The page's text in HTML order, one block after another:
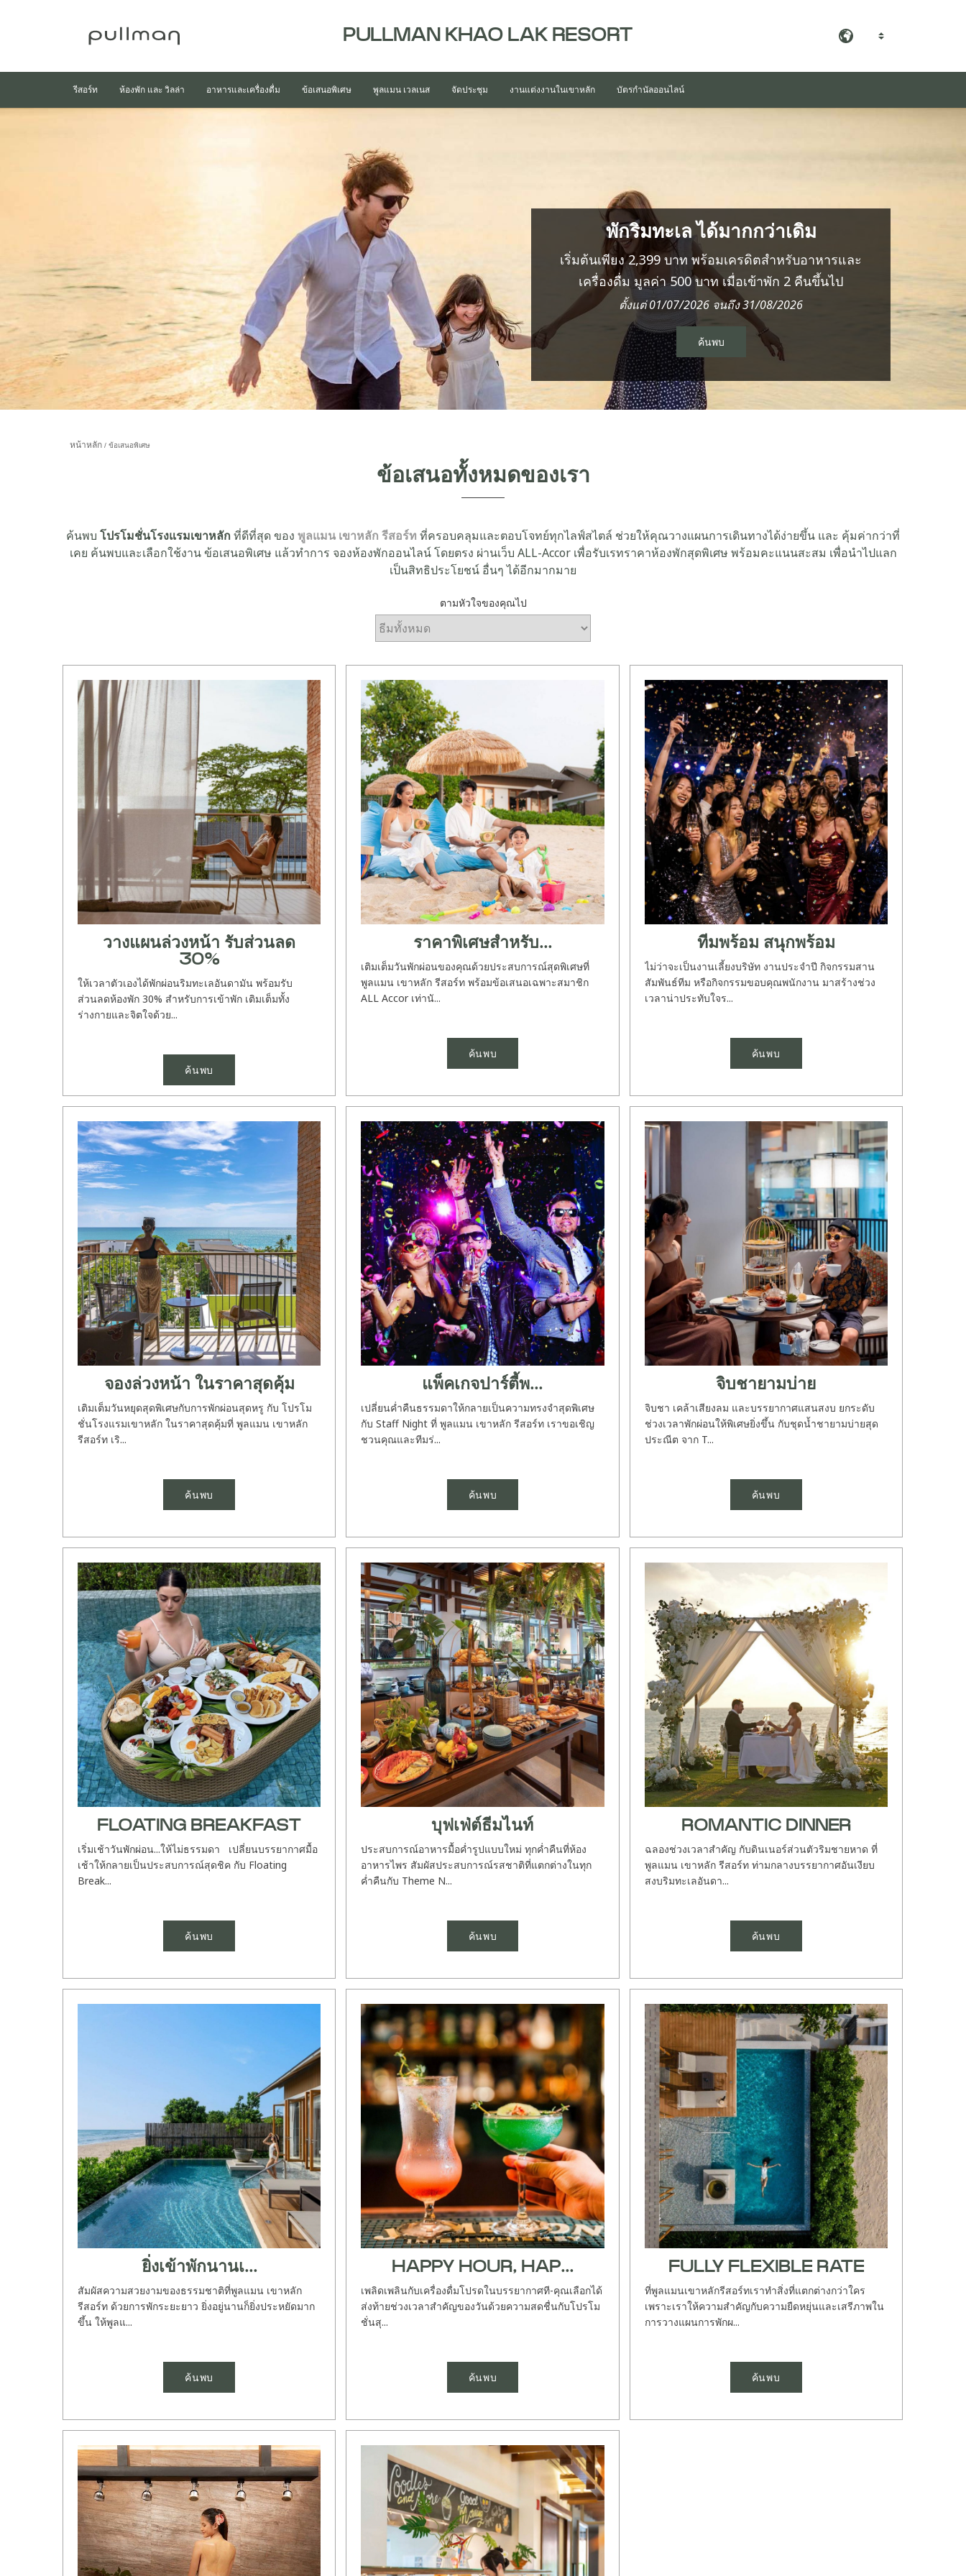
PULLMAN KHAO LAK RESORT
รีสอร์ท ห้องพัก และ วิลล่า อาหารและเครื่องดื่ม ข้อเสนอพิเศษ พูลแมน เวลเนส จัดประชุม งานแต่งงานในเขาหลัก บัตรกำนัลออนไลน์
พักริมทะเล ได้มากกว่าเดิม
เริ่มต้นเพียง 2,399 บาท พร้อมเครดิตสำหรับอาหารและ
เครื่องดื่ม มูลค่า 500 บาท เมื่อเข้าพัก 2 คืนขึ้นไป
ตั้งแต่ 01/07/2026 จนถึง 31/08/2026
ค้นพบ
หน้าหลัก ข้อเสนอพิเศษ
ข้อเสนอทั้งหมดของเรา
ค้นพบ โปรโมชั่นโรงแรมเขาหลัก ที่ดีที่สุด ของ พูลแมน เขาหลัก รีสอร์ท ที่ครอบคลุมและตอบโจทย์ทุกไลฟ์สไตล์ ช่วยให้คุณวางแผนการเดินทางได้ง่ายขึ้น และ คุ้มค่ากว่าที่
เคย ค้นพบและเลือกใช้งาน ข้อเสนอพิเศษ แล้วทำการ จองห้องพักออนไลน์ โดยตรง ผ่านเว็บ ALL-Accor เพื่อรับเรทราคาห้องพักสุดพิเศษ พร้อมคะแนนสะสม เพื่อนำไปแลก
เป็นสิทธิประโยชน์ อื่นๆ ได้อีกมากมาย
ตามหัวใจของคุณไป
วางแผนล่วงหน้า รับส่วนลด
30%
ให้เวลาตัวเองได้พักผ่อนริมทะเลอันดามัน พร้อมรับ
ส่วนลดห้องพัก 30% สำหรับการเข้าพัก เติมเต็มทั้ง
ร่างกายและจิตใจด้วย...
ค้นพบ
ราคาพิเศษสำหรับ...
เติมเต็มวันพักผ่อนของคุณด้วยประสบการณ์สุดพิเศษที่
พูลแมน เขาหลัก รีสอร์ท พร้อมข้อเสนอเฉพาะสมาชิก
ALL Accor เท่านั...
ค้นพบ
ทีมพร้อม สนุกพร้อม
ไม่ว่าจะเป็นงานเลี้ยงบริษัท งานประจำปี กิจกรรมสาน
สัมพันธ์ทีม หรือกิจกรรมขอบคุณพนักงาน มาสร้างช่วง
เวลาน่าประทับใจร...
ค้นพบ
จองล่วงหน้า ในราคาสุดคุ้ม
เติมเต็มวันหยุดสุดพิเศษกับการพักผ่อนสุดหรู กับ โปรโม
ชั่นโรงแรมเขาหลัก ในราคาสุดคุ้มที่ พูลแมน เขาหลัก
รีสอร์ท เริ...
ค้นพบ
แพ็คเกจปาร์ตี้พ...
เปลี่ยนค่ำคืนธรรมดาให้กลายเป็นความทรงจำสุดพิเศษ
กับ Staff Night ที่ พูลแมน เขาหลัก รีสอร์ท เราขอเชิญ
ชวนคุณและทีมร่...
ค้นพบ
จิบชายามบ่าย
จิบชา เคล้าเสียงลม และบรรยากาศแสนสงบ ยกระดับ
ช่วงเวลาพักผ่อนให้พิเศษยิ่งขึ้น กับชุดนํ้าชายามบ่ายสุด
ประณีต จาก T...
ค้นพบ
FLOATING BREAKFAST
เริ่มเช้าวันพักผ่อน...ให้ไม่ธรรมดา เปลี่ยนบรรยากาศมื้อ
เช้าให้กลายเป็นประสบการณ์สุดชิค กับ Floating
Break...
ค้นพบ
บุฟเฟ่ต์ธีมไนท์
ประสบการณ์อาหารมื้อค่ำรูปแบบใหม่ ทุกค่ำคืนที่ห้อง
อาหารไพร สัมผัสประสบการณ์รสชาติที่แตกต่างในทุก
ค่ำคืนกับ Theme N...
ค้นพบ
ROMANTIC DINNER
ฉลองช่วงเวลาสำคัญ กับดินเนอร์ส่วนตัวริมชายหาด ที่
พูลแมน เขาหลัก รีสอร์ท ท่ามกลางบรรยากาศอันเงียบ
สงบริมทะเลอันดา...
ค้นพบ
ยิ่งเข้าพักนานเ...
สัมผัสความสวยงามของธรรมชาติที่พูลแมน เขาหลัก
รีสอร์ท ด้วยการพักระยะยาว ยิ่งอยู่นานก็ยิ่งประหยัดมาก
ขึ้น ให้พูลแ...
ค้นพบ
HAPPY HOUR, HAP...
เพลิดเพลินกับเครื่องดื่มโปรดในบรรยากาศที-คุณเลือกได้
ส่งท้ายช่วงเวลาสําคัญของวันด้วยความสดชื่นกับโปรโม
ชั่นสุ...
ค้นพบ
FULLY FLEXIBLE RATE
ที่พูลแมนเขาหลักรีสอร์ทเราทำสิ่งที่แตกต่างกว่าใคร
เพราะเราให้ความสำคัญกับความยืดหยุ่นและเสรีภาพใน
การวางแผนการพักผ...
ค้นพบ